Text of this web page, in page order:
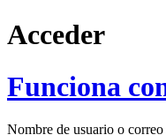
Acceder
Funciona
Nombre de usuario o